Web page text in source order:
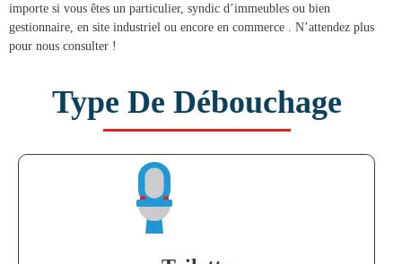
importe si vous êtes un particulier, syndic d’immeubles ou bien
gestionnaire, en site industriel ou encore en commerce . N’attendez plus
pour nous consulter !
Type De Débouchage